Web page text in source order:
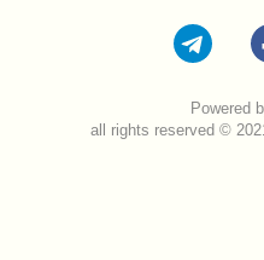
Powered
all rights reserved ©